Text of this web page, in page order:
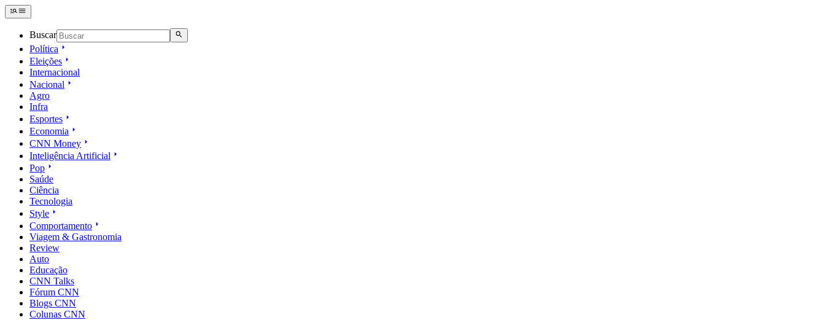
Buscar
Política
Eleições
Internacional
Nacional
Agro
Infra
Esportes
Economia
CNN Money
Inteligência Artificial
Pop
Saúde
Ciência
Tecnologia
Style
Comportamento
Viagem & Gastronomia
Review
Auto
Educação
CNN Talks
Fórum CNN
Blogs CNN
Colunas CNN